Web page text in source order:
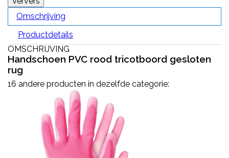
Omschrijving
Productdetails
OMSCHRIJVING
Handschoen PVC rood tricotboord gesloten
rug
16 andere producten in dezelfde categorie: